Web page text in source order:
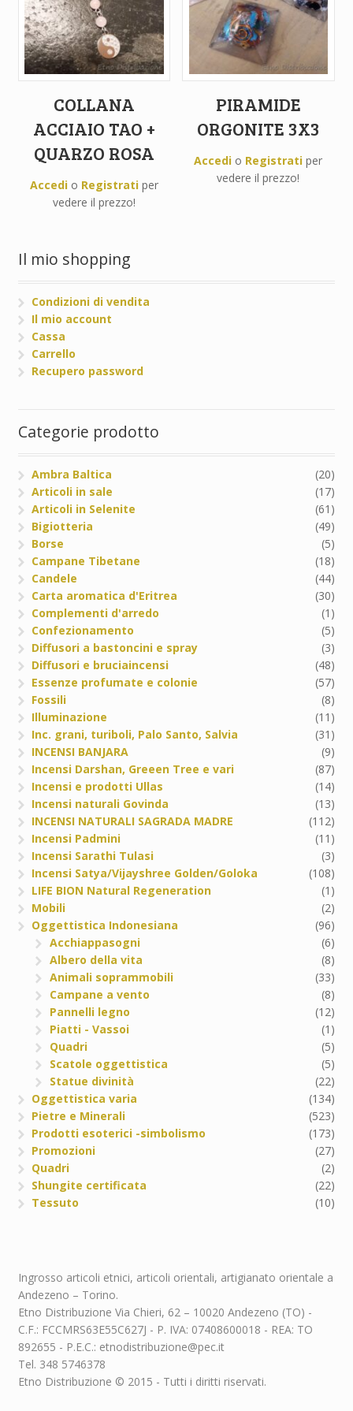
COLLANA
ACCIAIO TAO +
QUARZO ROSA
Accedio Registratiper
vedere il prezzo!
PIRAMIDE
ORGONITE 3X3
Accedi o Registrati per
vedere il prezzo!
Il mio shopping
Condizioni di vendita
Il mio account
Cassa
Carrello
Recupero password
Categorie prodotto
Ambra Baltica
(20)
Articoli in sale
(17)
Articoli in Selenite
(61)
Bigiotteria
(49)
Borse
(5)
Campane Tibetane
(18)
Candele
(44)
Carta aromatica d'Eritrea
(30)
Complementi d'arredo
(1)
Confezionamento
(5)
Diffusori a bastoncini e spray
(3)
Diffusori e bruciaincensi
(48)
Essenze profumate e colonie
(57)
Fossili
(8)
Illuminazione
(11)
Inc. grani, turiboli, Palo Santo, Salvia
(31)
INCENSI BANJARA
(9)
Incensi Darshan, Greeen Tree e vari
(87)
Incensi e prodotti Ullas
(14)
Incensi naturali Govinda
(13)
INCENSI NATURALI SAGRADA MADRE
(112)
Incensi Padmini
(11)
Incensi Sarathi Tulasi
(3)
Incensi Satya/Vijayshree Golden/Goloka
(108)
LIFE BION Natural Regeneration
(1)
Mobili
(2)
Oggettistica Indonesiana
(96)
Acchiappasogni
(6)
Albero della vita
(8)
Animali soprammobili
(33)
Campane a vento
(8)
Pannelli legno
(12)
Piatti - Vassoi
(1)
Quadri
(5)
Scatole oggettistica
(5)
Statue divinità
(22)
Oggettistica varia
(134)
Pietre e Minerali
(523)
Prodotti esoterici -simbolismo
(173)
Promozioni
(27)
Quadri
(2)
Shungite certificata
(22)
Tessuto
(10)
Ingrosso articoli etnici, articoli orientali, artigianato orientale a
Andezeno – Torino.
Etno Distribuzione Via Chieri, 62 – 10020 Andezeno (TO) -
C.F.: FCCMRS63E55C627J - P. IVA: 07408600018 - REA: TO
892655 - P.E.C.: etnodistribuzione@pec.it
Tel. 348 5746378
Etno Distribuzione © 2015 - Tutti i diritti riservati.